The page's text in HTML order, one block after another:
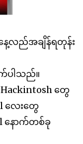
နေ့လည်အချိန်ရတုန်း
ပါသည်။
တွေ
လေးတွေ
နောက်တစ်ခု